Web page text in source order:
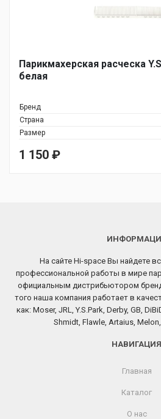
Парикмахерская расческа
белая
Бренд
Страна
Размер
1 150 ₽
На сайте Hi-space Вы найдете
профессиональной работы в мире
официальным дистрибьютором
того наша компания работает в
как: Moser, JRL, Y.S.Park, Derby, GB,
Shmidt, Flawle, Artaius,
НАВИГАЦИЯ
Главная
Каталог
О нас